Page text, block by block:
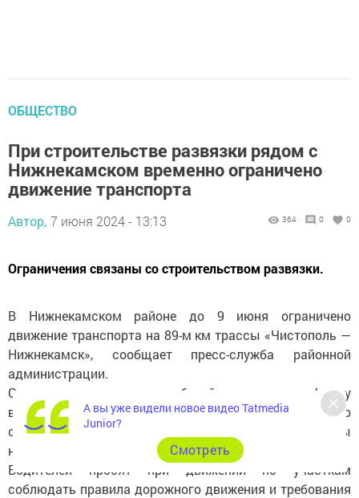
ОБЩЕСТВО
При строительстве развязки рядом с
Нижнекамском временно ограничено
движение транспорта
Автор, 7 июня 2024 - 13:13 364 0 0
Ограничения связаны со строительством развязки.
В Нижнекамском районе до 9 июня ограничено
движение транспорта на 89-м км трассы «Чистополь —
Нижнекамск», сообщает пресс-служба районной
администрации.
Ограничения связаны с работой на съезде на ферму
в селе Нижнее Афанасово. Здесь предусмотрено
строительство транспортной развязки. Работы
начались 5 июня.
Водителей просят при движении по участкам
соблюдать правила дорожного движения и требования
А вы уже видели новое видео Tatmedia
Junior?
Cмотреть